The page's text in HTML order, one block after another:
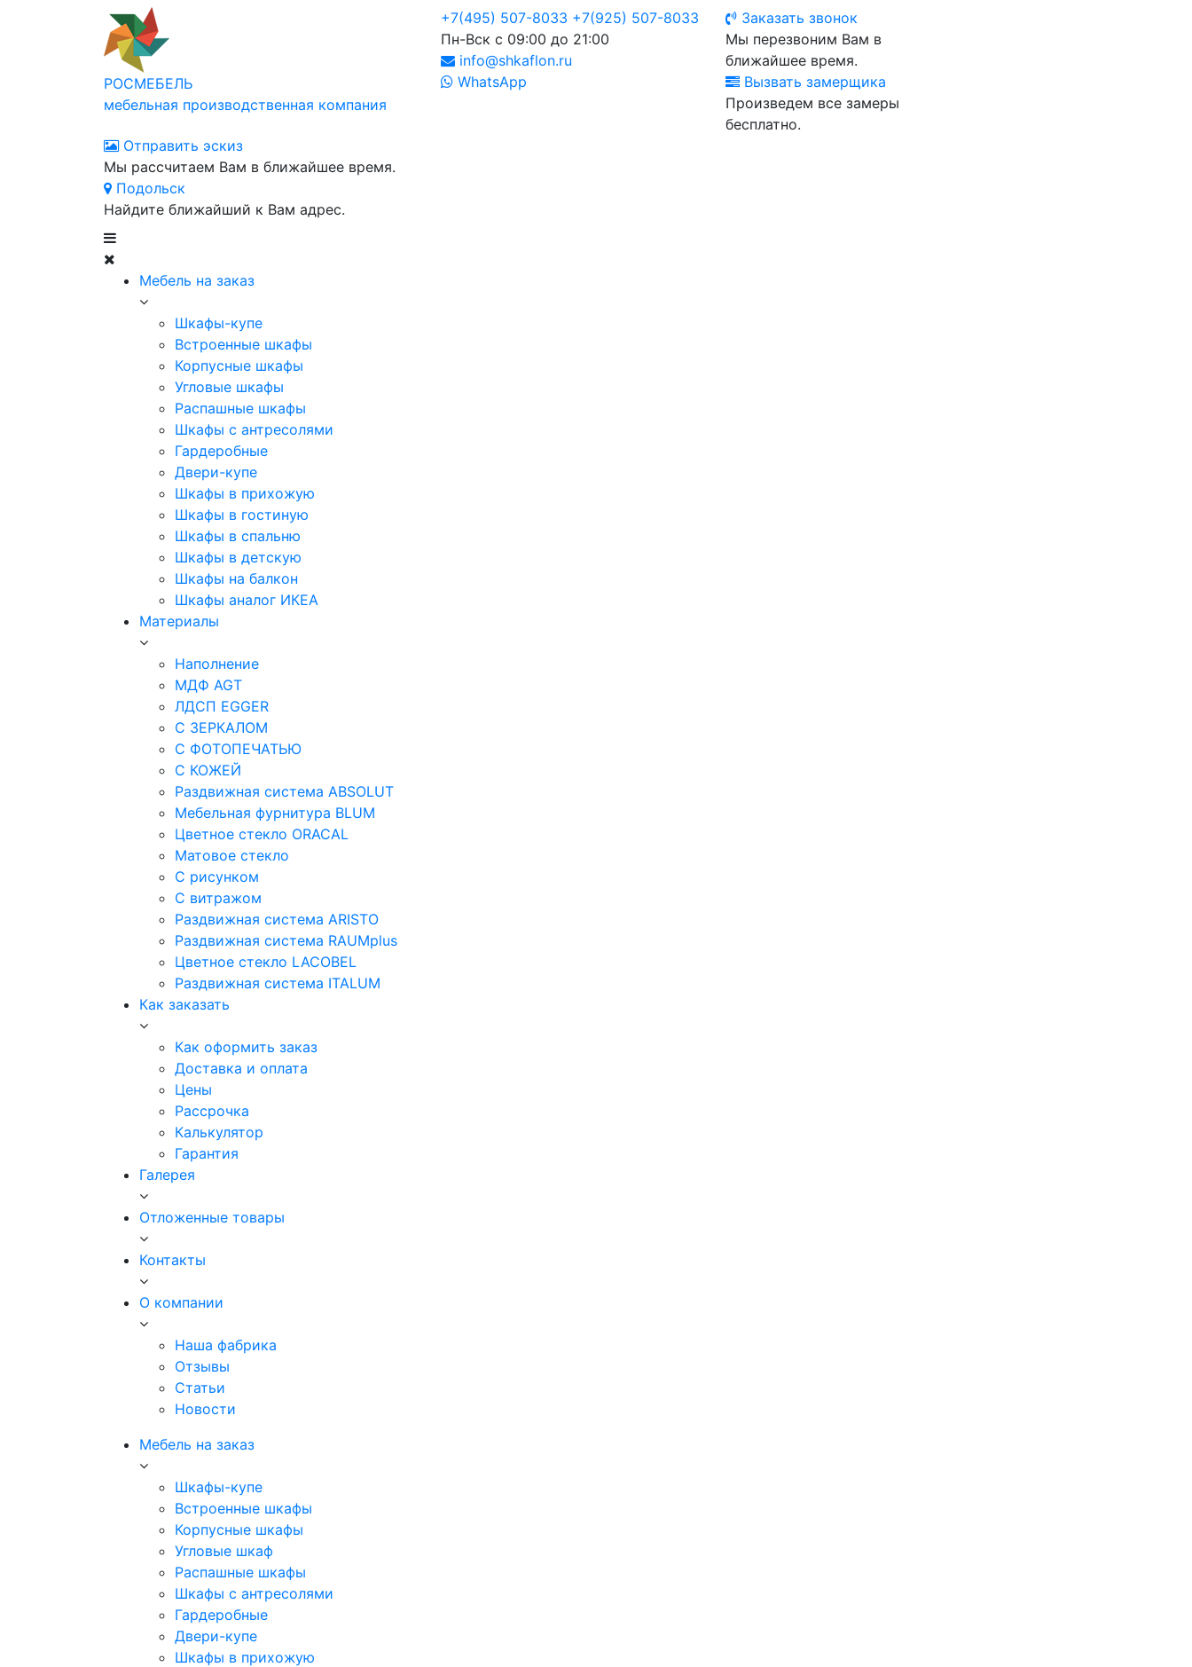
РОСМЕБЕЛЬ
мебельная производственная компания
+7(495) 507-8033 +7(925) 507-8033
Пн-Вск с 09:00 до 21:00
info@shkaflon.ru
WhatsApp
Заказать звонок
Мы перезвоним Вам в
ближайшее время.
Вызвать замерщика
Произведем все замеры
бесплатно.
Отправить эскиз
Мы рассчитаем Вам в ближайшее время.
Подольск
Найдите ближайший к Вам адрес.
Мебель на заказ
Шкафы-купе
Встроенные шкафы
Корпусные шкафы
Угловые шкафы
Распашные шкафы
Шкафы с антресолями
Гардеробные
Двери-купе
Шкафы в прихожую
Шкафы в гостиную
Шкафы в спальню
Шкафы в детскую
Шкафы на балкон
Шкафы аналог ИКЕА
Материалы
Наполнение
МДФ AGT
ЛДСП EGGER
С ЗЕРКАЛОМ
С ФОТОПЕЧАТЬЮ
С КОЖЕЙ
Раздвижная система ABSOLUT
Мебельная фурнитура BLUM
Цветное стекло ORACAL
Матовое стекло
C рисунком
C витражом
Раздвижная система ARISTO
Раздвижная система RAUMplus
Цветное стекло LACOBEL
Раздвижная система ITALUM
Как заказать
Как оформить заказ
Доставка и оплата
Цены
Рассрочка
Калькулятор
Гарантия
Галерея
Отложенные товары
Контакты
О компании
Наша фабрика
Отзывы
Статьи
Новости
Мебель на заказ
Шкафы-купе
Встроенные шкафы
Корпусные шкафы
Угловые шкаф
Распашные шкафы
Шкафы с антресолями
Гардеробные
Двери-купе
Шкафы в прихожую